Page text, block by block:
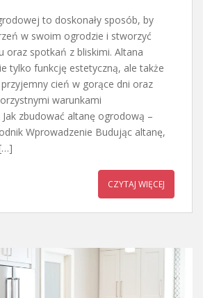
to doskonały sposób, by
w swoim ogrodzie i stworzyć
oraz spotkań z bliskimi. Altana
tylko funkcję estetyczną, ale także
cień w gorące dni oraz
warunkami
zbudować altanę ogrodową –
Wprowadzenie Budując altanę,
CZYTAJ WIĘCEJ